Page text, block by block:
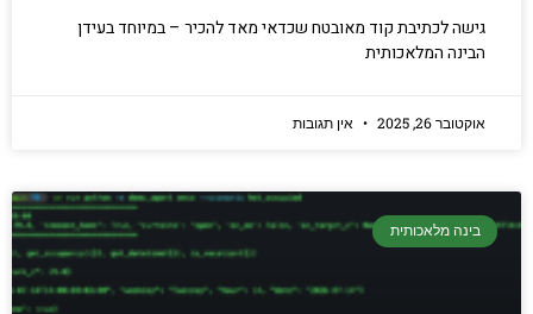
גישה לכתיבת קוד מאובטח שכדאי מאד להכיר – במיוחד בעידן
הבינה המלאכותית
אוקטובר 26, 2025 אין תגובות
בינה מלאכותית